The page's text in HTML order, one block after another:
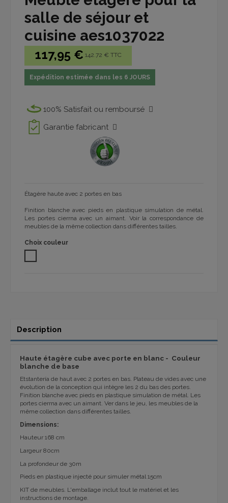
salle de séjour et
cuisine aes1037022
117,95 € 142.72 € TTC
Expédition estimée dans les 6 JOURS
100% Satisfait ou remboursé
Garantie fabricant
Étagère haute avec 2 portes en bas
Finition blanche avec pieds en plastique simulation de métal.
Les portes cierrna avec un aimant. Voir la correspondance de
meubles de la même collection dans différentes tailles.
Choix couleur
Description
Haute étagère cube avec porte en blanc - Couleur
blanche de base
Etstantería de haut avec 2 portes en bas. Plateau de vides avec une
évolution de la conception qui intègre les 2 du bas des portes.
Finition blanche avec pieds en plastique simulation de métal. Les
portes cierrna avec un aimant. Ver dans le jeu, les meubles de la
même collection dans différentes tailles.
Dimensions:
Hauteur 168 cm
Largeur 80cm
La profondeur de 30m
Pieds en plastique injecté pour simuler métal 15cm
KIT de meubles. L'emballage inclut tout le matériel et les
instructions de montage.